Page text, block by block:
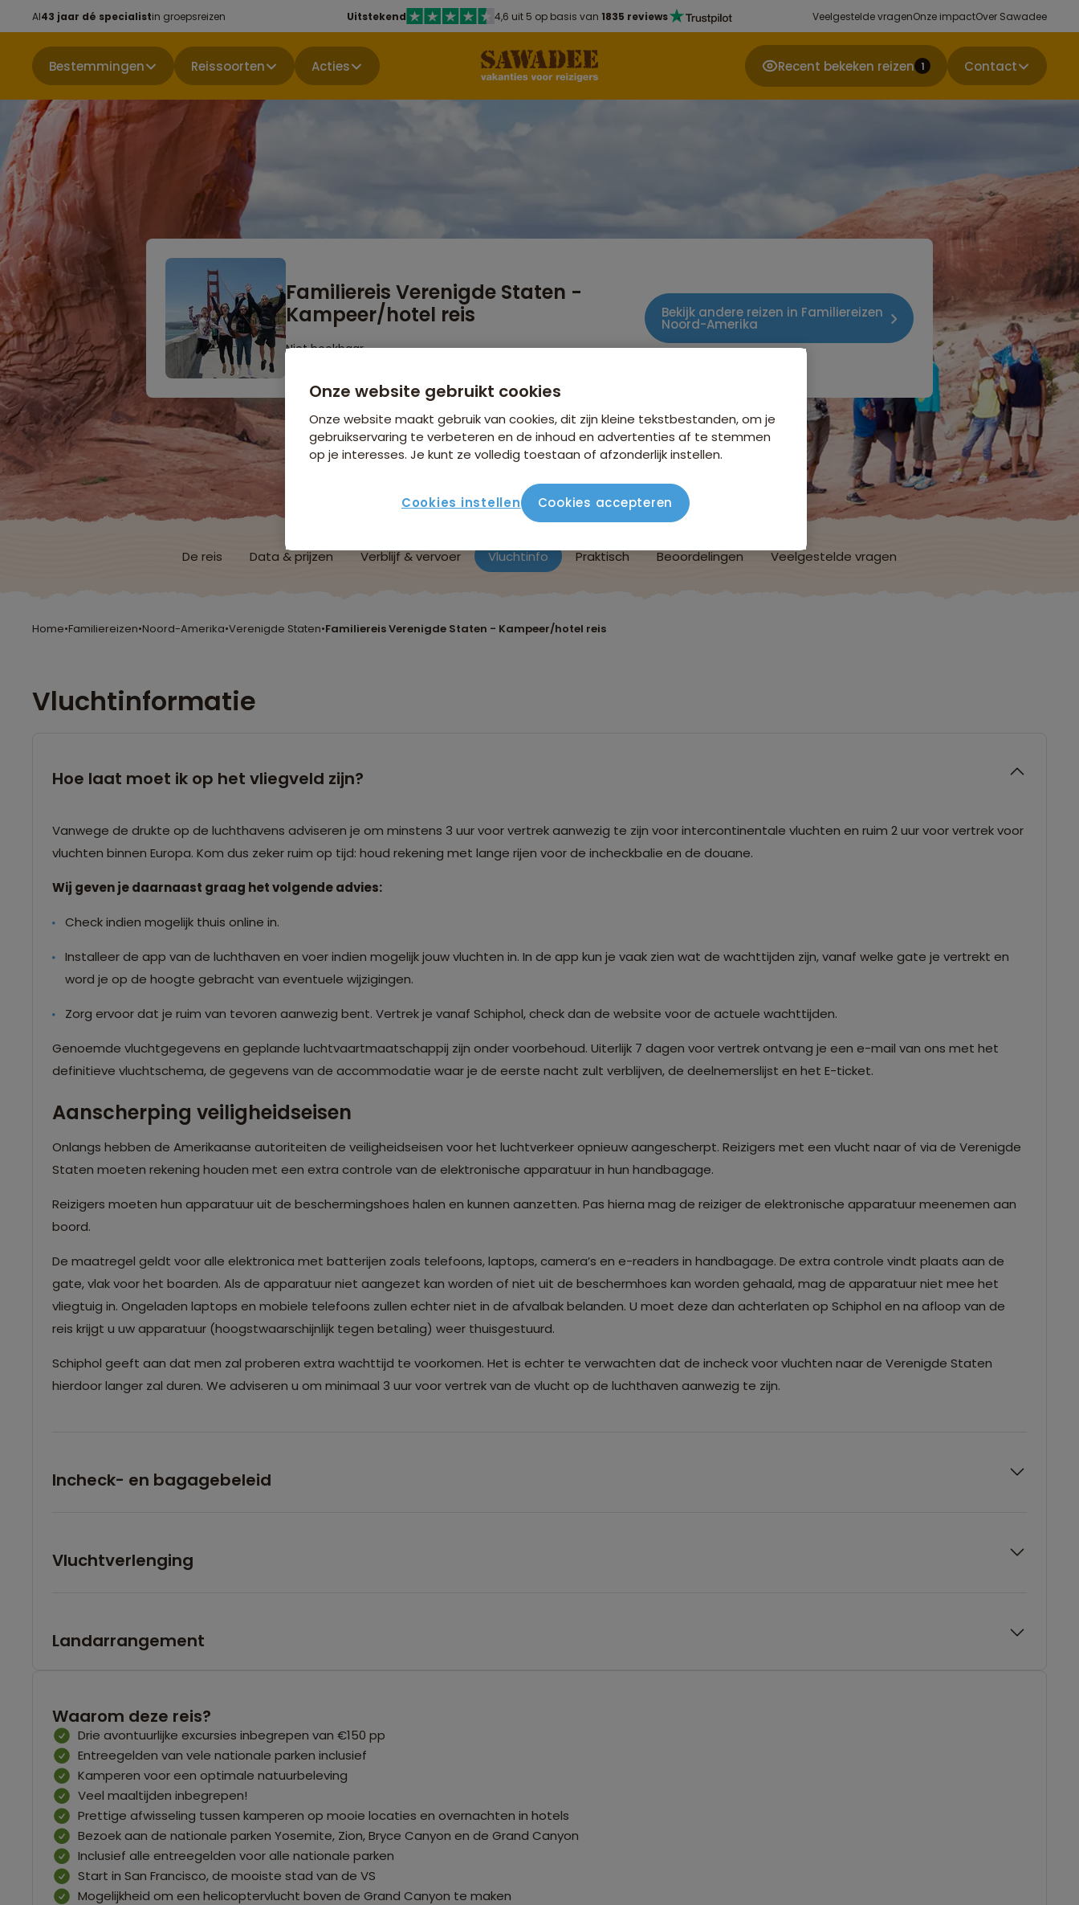
Al43 jaar dé specialistin groepsreizen Uitstekend 4,6 uit 5 op basis van 1835 reviews Veelgestelde vragenOnze impactOver Sawadee
Bestemmingen Reissoorten Acties Recent bekeken reizen 1 Contact
Familiereis Verenigde Staten -
Kampeer/hotel reis
Niet boekbaar
Bekijk andere reizen in Familiereizen
Noord-Amerika
De reis Data & prijzen Verblijf & vervoer Vluchtinfo Praktisch Beoordelingen Veelgestelde vragen
Home•Familiereizen•Noord-Amerika•Verenigde Staten•Familiereis Verenigde Staten - Kampeer/hotel reis
Vluchtinformatie
Hoe laat moet ik op het vliegveld zijn?
Vanwege de drukte op de luchthavens adviseren je om minstens 3 uur voor vertrek aanwezig te zijn voor intercontinentale vluchten en ruim 2 uur voor vertrek voor
vluchten binnen Europa. Kom dus zeker ruim op tijd: houd rekening met lange rijen voor de incheckbalie en de douane.
Wij geven je daarnaast graag het volgende advies:
Check indien mogelijk thuis online in.
Installeer de app van de luchthaven en voer indien mogelijk jouw vluchten in. In de app kun je vaak zien wat de wachttijden zijn, vanaf welke gate je vertrekt en
word je op de hoogte gebracht van eventuele wijzigingen.
Zorg ervoor dat je ruim van tevoren aanwezig bent. Vertrek je vanaf Schiphol, check dan de website voor de actuele wachttijden.
Genoemde vluchtgegevens en geplande luchtvaartmaatschappij zijn onder voorbehoud. Uiterlijk 7 dagen voor vertrek ontvang je een e-mail van ons met het
definitieve vluchtschema, de gegevens van de accommodatie waar je de eerste nacht zult verblijven, de deelnemerslijst en het E-ticket.
Aanscherping veiligheidseisen
Onlangs hebben de Amerikaanse autoriteiten de veiligheidseisen voor het luchtverkeer opnieuw aangescherpt. Reizigers met een vlucht naar of via de Verenigde
Staten moeten rekening houden met een extra controle van de elektronische apparatuur in hun handbagage.
Reizigers moeten hun apparatuur uit de beschermingshoes halen en kunnen aanzetten. Pas hierna mag de reiziger de elektronische apparatuur meenemen aan
boord.
De maatregel geldt voor alle elektronica met batterijen zoals telefoons, laptops, camera’s en e-readers in handbagage. De extra controle vindt plaats aan de
gate, vlak voor het boarden. Als de apparatuur niet aangezet kan worden of niet uit de beschermhoes kan worden gehaald, mag de apparatuur niet mee het
vliegtuig in. Ongeladen laptops en mobiele telefoons zullen echter niet in de afvalbak belanden. U moet deze dan achterlaten op Schiphol en na afloop van de
reis krijgt u uw apparatuur (hoogstwaarschijnlijk tegen betaling) weer thuisgestuurd.
Schiphol geeft aan dat men zal proberen extra wachttijd te voorkomen. Het is echter te verwachten dat de incheck voor vluchten naar de Verenigde Staten
hierdoor langer zal duren. We adviseren u om minimaal 3 uur voor vertrek van de vlucht op de luchthaven aanwezig te zijn.
Incheck- en bagagebeleid
Vluchtverlenging
Landarrangement
Waarom deze reis?
Drie avontuurlijke excursies inbegrepen van €150 pp
Entreegelden van vele nationale parken inclusief
Kamperen voor een optimale natuurbeleving
Veel maaltijden inbegrepen!
Prettige afwisseling tussen kamperen op mooie locaties en overnachten in hotels
Bezoek aan de nationale parken Yosemite, Zion, Bryce Canyon en de Grand Canyon
Inclusief alle entreegelden voor alle nationale parken
Start in San Francisco, de mooiste stad van de VS
Mogelijkheid om een helicoptervlucht boven de Grand Canyon te maken
Onze website gebruikt cookies
Onze website maakt gebruik van cookies, dit zijn kleine tekstbestanden, om je
gebruikservaring te verbeteren en de inhoud en advertenties af te stemmen
op je interesses. Je kunt ze volledig toestaan of afzonderlijk instellen.
Cookies instellen Cookies accepteren